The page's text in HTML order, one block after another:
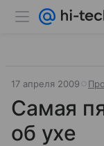
17 апреля 2009
Самая
об ухе